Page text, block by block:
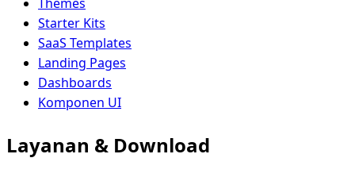
Starter Kits
SaaS Templates
Landing Pages
Dashboards
Komponen UI
Layanan & Download